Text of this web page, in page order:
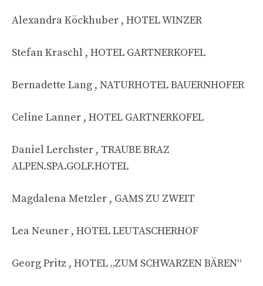
Alexandra Köckhuber , HOTEL WINZER
Stefan Kraschl , HOTEL GARTNERKOFEL
Bernadette Lang , NATURHOTEL BAUERNHOFER
Celine Lanner , HOTEL GARTNERKOFEL
Daniel Lerchster , TRAUBE BRAZ
ALPEN.SPA.GOLF.HOTEL
Magdalena Metzler , GAMS ZU ZWEIT
Lea Neuner , HOTEL LEUTASCHERHOF
Georg Pritz , HOTEL „ZUM SCHWARZEN BÄREN“